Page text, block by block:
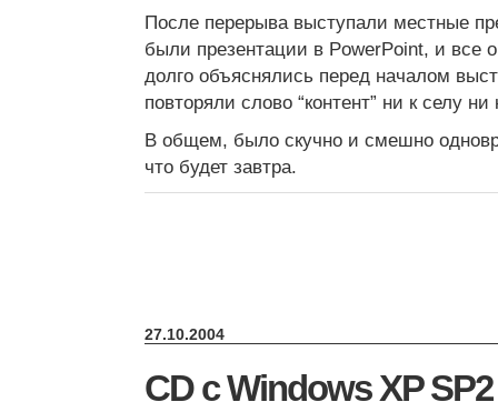
После перерыва выступали местные
были презентации в PowerPoint, и все
долго объяснялись перед началом
повторяли слово “контент” ни к селу ни
В общем, было скучно и смешно
что будет завтра.
27.10.2004
CD с Windows XP SP2